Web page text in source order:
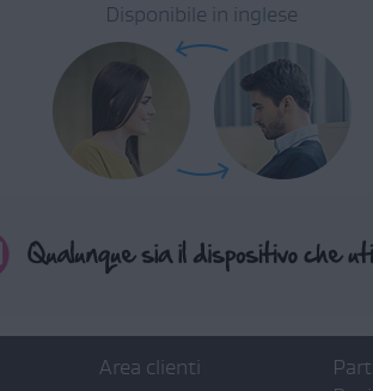
Disponibile in inglese
Area clienti